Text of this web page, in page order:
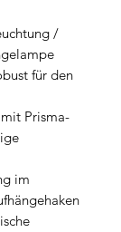
/
für den
Prisma-
im